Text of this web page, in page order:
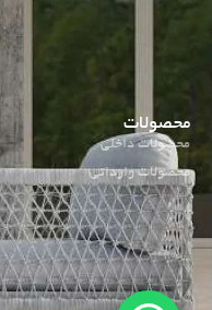
محصولات
محصولات داخلی
محصولات وارداتی